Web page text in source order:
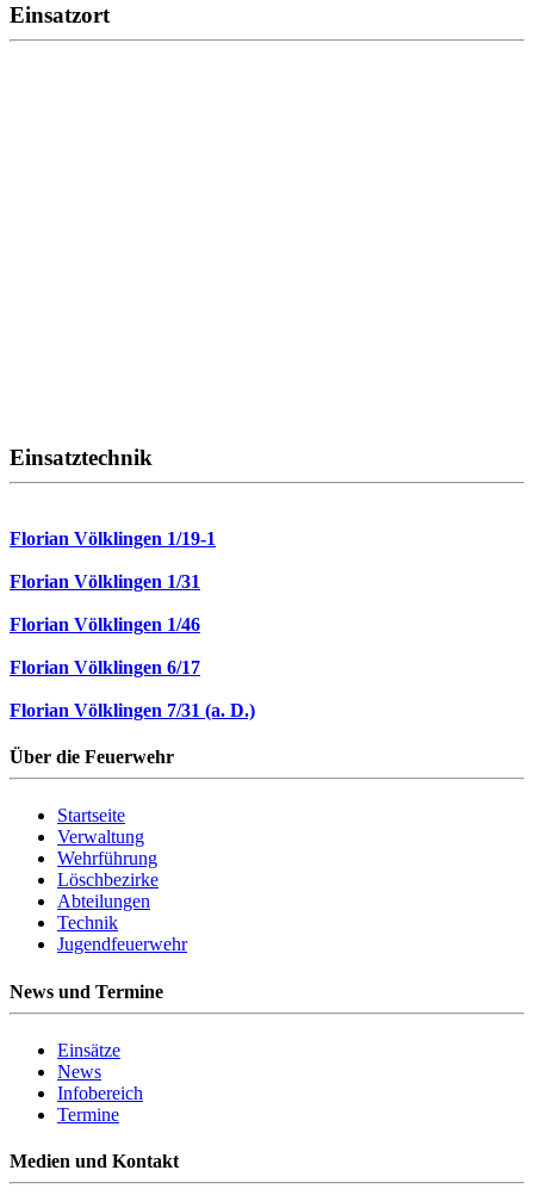
Einsatzort
Einsatztechnik
Florian Völklingen 1/19-1
Florian Völklingen 1/31
Florian Völklingen 1/46
Florian Völklingen 6/17
Florian Völklingen 7/31 (a. D.)
Über die Feuerwehr
Startseite
Verwaltung
Wehrführung
Löschbezirke
Abteilungen
Technik
Jugendfeuerwehr
News und Termine
Einsätze
News
Infobereich
Termine
Medien und Kontakt